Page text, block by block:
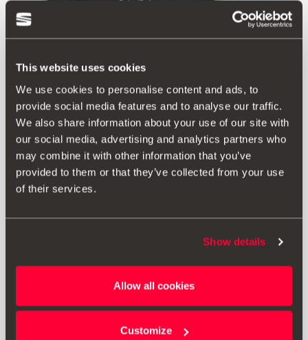
This website uses cookies
We use cookies to personalise content and ads, to
provide social media features and to analyse our traffic.
We also share information about your use of our site with
our social media, advertising and analytics partners who
may combine it with other information that you’ve
provided to them or that they’ve collected from your use
of their services.
Show details
Allow all cookies
Customize
000093990CR
Zestaw bezpieczeństwa SEAT (1 trójkąt mini + kamizelka
+ duża apteczka)
Przejdź do produktu